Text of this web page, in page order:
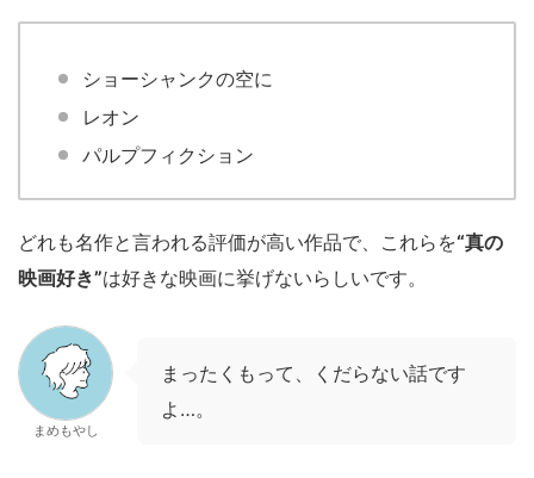
ショーシャンクの空に
レオン
パルプフィクション
どれも名作と言われる評価が高い作品で、これらを“真の
映画好き”は好きな映画に挙げないらしいです。
まめもやし
まったくもって、くだらない話です
よ…。